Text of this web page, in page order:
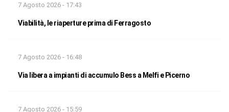
7 Agosto 2026 - 17:43
Viabilità, le riaperture prima di Ferragosto
7 Agosto 2026 - 16:48
Via libera a impianti di accumulo Bess a Melfi e Picerno
7 Agosto 2026 - 15:59